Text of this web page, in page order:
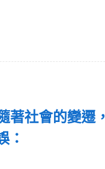
著社會的變遷
：